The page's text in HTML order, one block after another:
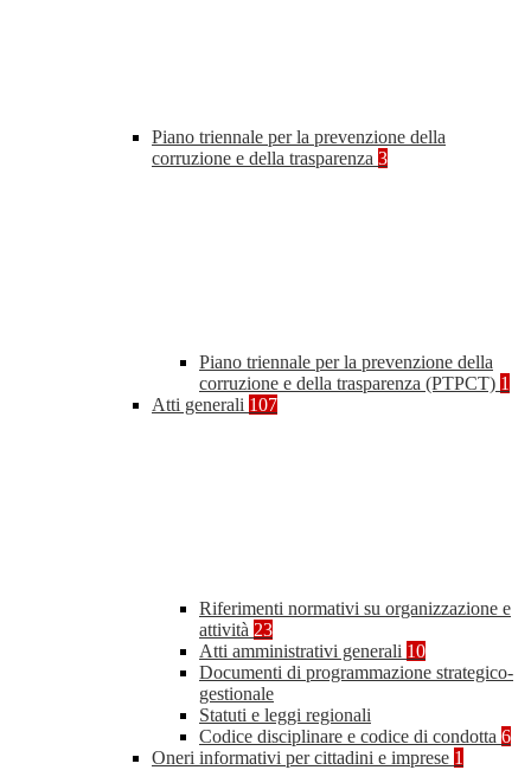
Piano triennale per la prevenzione della
corruzione e della trasparenza 3
Piano triennale per la prevenzione della
corruzione e della trasparenza (PTPCT) 1
Atti generali 107
Riferimenti normativi su organizzazione e
attività 23
Atti amministrativi generali 10
Documenti di programmazione strategico-
gestionale
Statuti e leggi regionali
Codice disciplinare e codice di condotta 6
Oneri informativi per cittadini e imprese 1